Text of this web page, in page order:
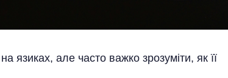
але часто важко зрозуміти, як її